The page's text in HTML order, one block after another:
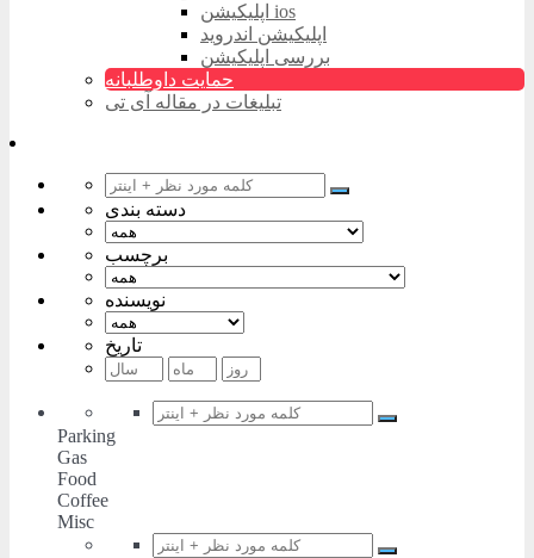
اپلیکیشن ios
اپلیکیشن اندروید
بررسی اپلیکیشن
حمایت داوطلبانه
تبلیغات در مقاله آی تی
دسته بندی
برچسب
نویسنده
تاریخ
Parking
Gas
Food
Coffee
Misc